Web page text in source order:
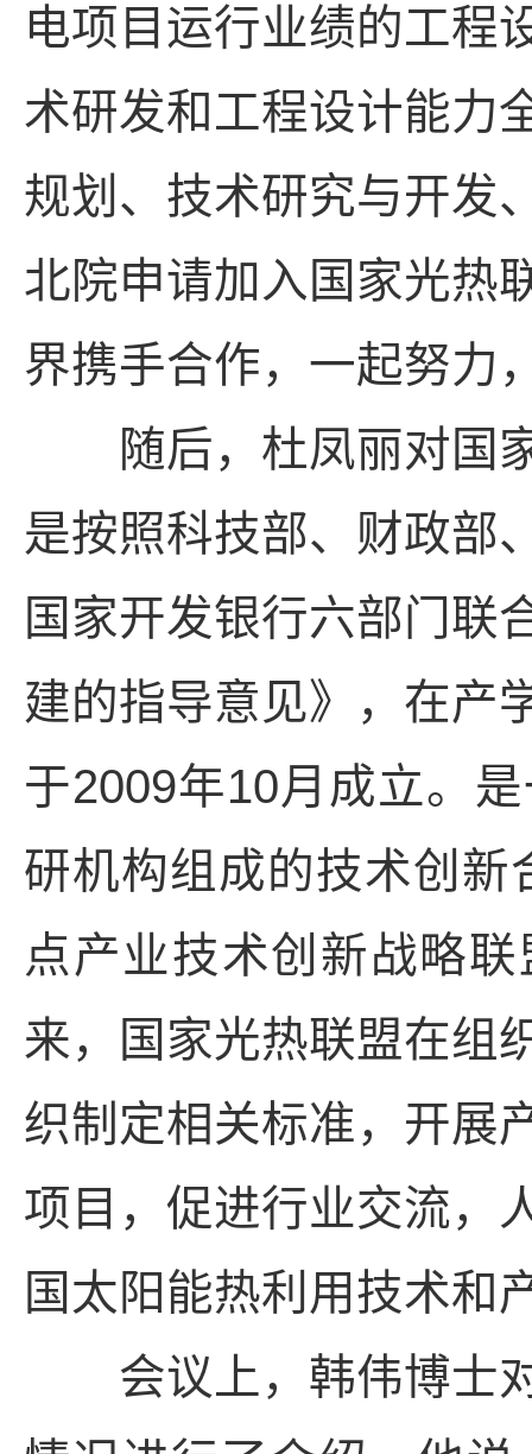
电项目运行业绩的工程
术研发和工程设计能力
规划、技术研究与开发
北院申请加入国家光热
界携手合作，一起努力
随后，杜凤丽对国家
是按照科技部、财政部
国家开发银行六部门联
建的指导意见》，在产
于2009年10月成立。
研机构组成的技术创新
点产业技术创新战略
来，国家光热联盟在组
织制定相关标准，开展
项目，促进行业交流，
国太阳能热利用技术和
会议上，韩伟博士对